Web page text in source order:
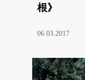
根》
06.03.2017